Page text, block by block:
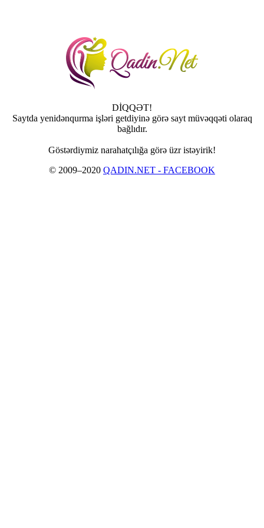
DİQQƏT!
Saytda yenidənqurma işləri getdiyinə görə sayt müvəqqəti olaraq
bağlıdır.
Göstərdiymiz narahatçılığa görə üzr istəyirik!
© 2009–2020 QADIN.NET - FACEBOOK